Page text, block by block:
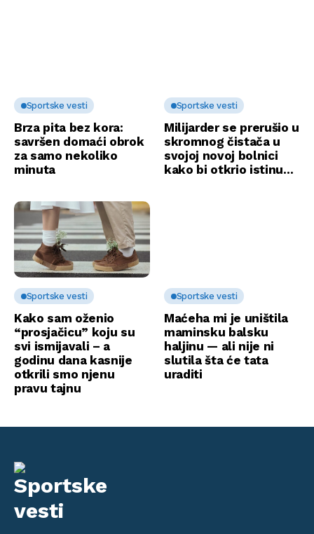
Sportske vesti
Brza pita bez kora:
savršen domaći obrok
za samo nekoliko
minuta
Sportske vesti
Milijarder se prerušio u
skromnog čistača u
svojoj novoj bolnici
kako bi otkrio istinu…
Sportske vesti
Kako sam oženio
“prosjačicu” koju su
svi ismijavali – a
godinu dana kasnije
otkrili smo njenu
pravu tajnu
Sportske vesti
Maćeha mi je uništila
maminsku balsku
haljinu — ali nije ni
slutila šta će tata
uraditi